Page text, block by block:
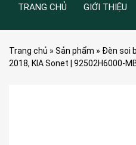
TRANG CHỦ GIỚI THIỆU
Trang chủ » Sản phẩm » Đèn soi
2018, KIA Sonet | 92502H6000-